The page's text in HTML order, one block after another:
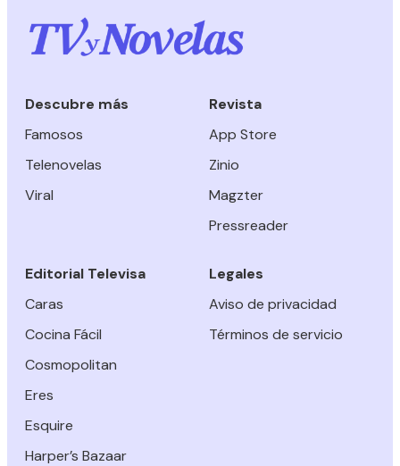
Descubre más
Famosos
Telenovelas
Viral
Revista
App Store
Zinio
Magzter
Pressreader
Editorial Televisa
Caras
Cocina Fácil
Cosmopolitan
Eres
Esquire
Harper’s Bazaar
Legales
Aviso de privacidad
Términos de servicio